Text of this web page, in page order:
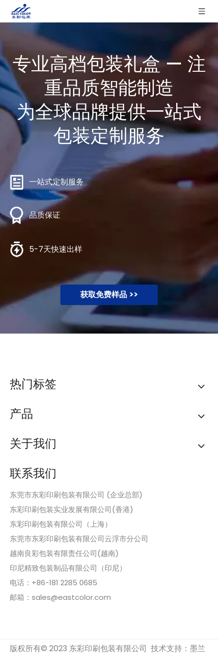
专业高档包装礼盒 — 注
重品质智能制造
为全球品牌提供一站式
包装定制服务
一站式定制服务
品质保证
5-7天快速出样
获取免费样品 >>
热门标签
产品
关于我们
联系我们
东莞市东彩印刷包装有限公司 (企业总部)
东彩印刷包装实业发展有限公司(香港)
东彩印刷包装有限公司（上海）
东莞市东彩印刷包装有限公司云浮市分公司
越南良彩包装有限责任公司(越南)
印尼精致包装制品有限公司（印尼）
电话：+86-181 2285 0685
邮箱：sales@eastcolor.com
版权所有© 2023 东彩印刷包装有限公司 技术支持： 墨兰